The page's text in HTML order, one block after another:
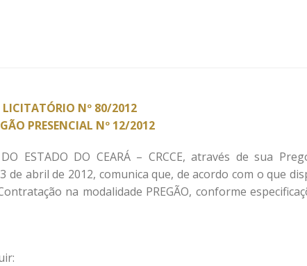
LICITATÓRIO Nº 80/2012
PRESENCIAL Nº 12/2012
ESTADO DO CEARÁ – CRCCE, através de sua
de abril de 2012, comunica que, de acordo com o que
na modalidade PREGÃO, conforme